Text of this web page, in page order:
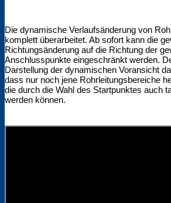
Die dynamische Verlaufsänderung von
komplett überarbeitet. Ab sofort kann die
Richtungsänderung auf die Richtung der
Anschlusspunkte eingeschränkt werden.
Darstellung der dynamischen Voransicht
dass nur noch jene Rohrleitungsbereiche
die durch die Wahl des Startpunktes auch
werden können.